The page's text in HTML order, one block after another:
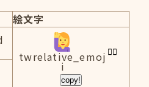
絵文字
twrelative_emoj
i
copy!